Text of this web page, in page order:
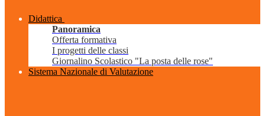
Didattica
Panoramica
Offerta formativa
I progetti delle classi
Giornalino Scolastico "La posta delle rose"
Sistema Nazionale di Valutazione